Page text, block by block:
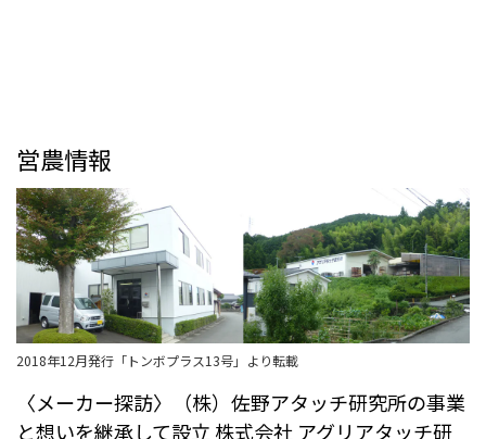
営農情報
2018年12月発行「トンボプラス13号」より転載
〈メーカー探訪〉（株）佐野アタッチ研究所の事業
と想いを継承して設立 株式会社 アグリアタッチ研